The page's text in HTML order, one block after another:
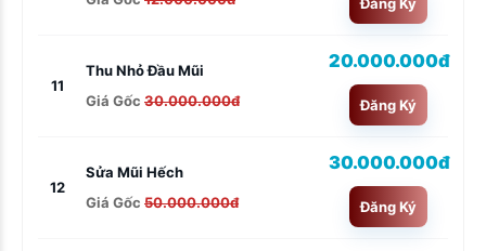
11
Thu Nhỏ Đầu Mũi
Giá Gốc 30.000.000đ
20.000.000đ
Đăng Ký
12
Sửa Mũi Hếch
Giá Gốc 50.000.000đ
30.000.000đ
Đăng Ký